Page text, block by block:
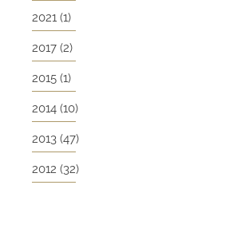
2021 (1)
2017 (2)
2015 (1)
2014 (10)
2013 (47)
2012 (32)